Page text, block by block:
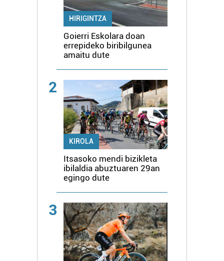
HIRIGINTZA
Goierri Eskolara doan
errepideko biribilgunea
amaitu dute
2
KIROLA
Itsasoko mendi bizikleta
ibilaldia abuztuaren 29an
egingo dute
3